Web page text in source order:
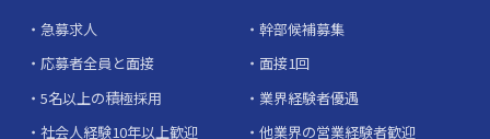
急募求人
幹部候補募集
応募者全員と面接
面接1回
5名以上の積極採用
業界経験者優遇
社会人経験10年以上歓迎
他業界の営業経験者歓迎